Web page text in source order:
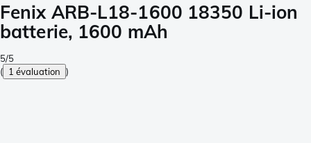
Fenix ARB-L18-1600 18350 Li-ion
batterie, 1600 mAh
5/5
( 1 évaluation )